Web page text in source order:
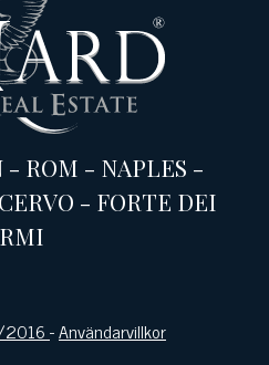
- ROM - NAPLES -
- FORTE DEI
2016-Användarvillkor